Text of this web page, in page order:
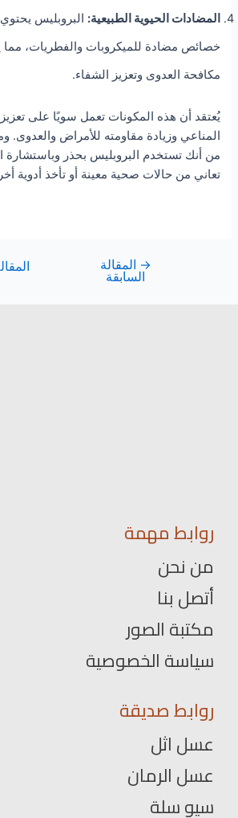
المضادات الحيوية الطبيعية: البروبليس
خصائص مضادة للميكروبات والفطريات،
مكافحة العدوى وتعزيز الشفاء.
يُعتقد أن هذه المكونات تعمل سويًا على تعزيز
المناعي وزيادة مقاومته للأمراض والعدوى.
من أنك تستخدم البروبليس بحذر وباستشارة
تعاني من حالات صحية معينة أو تأخذ أدوية
→ المقالة
السابقة
روابط مهمة
من نحن
أتصل بنا
مكتبة الصور
سياسة الخصوصية
روابط صديقة
عسل اثل
عسل الرمان
سيو سلة